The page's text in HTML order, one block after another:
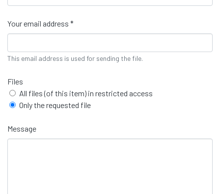
Your email address *
This email address is used for sending the file.
Files
All files (of this item) in restricted access
Only the requested file
Message